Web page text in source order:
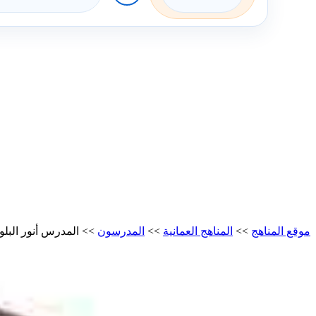
موقع المناهج >> المناهج العمانية >> المدرسون >> المدرس أنور